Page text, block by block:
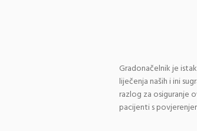
Ukupno
Gradonačelnik je
liječenja naših i ini
razlog za osiguranje
pacijenti s